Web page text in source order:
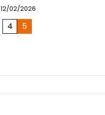
12/02/2026
4 5